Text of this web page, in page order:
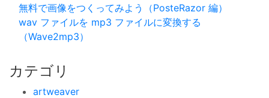
無料で画像をつくってみよう（PosteRazor 編）
wav ファイルを mp3 ファイルに変換する
（Wave2mp3）
カテゴリ
artweaver